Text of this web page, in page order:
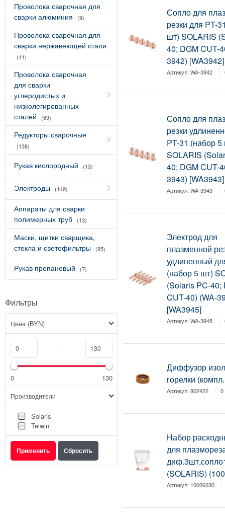
Проволока сварочная для
сварки алюминия
(9)
Проволока сварочная для
сварки нержавеющей стали
(11)
Проволока сварочная
для сварки
углеродистых и
низколегированных
сталей
(69)
Редукторы сварочные
(138)
Рукав кислородный (13)
Электроды (149)
Аппараты для сварки
полимерных труб
(13)
Маски, щитки сварщика,
стекла и светофильтры
(85)
Рукав пропановый (7)
Фильтры
Цена (BYN)
-
0 130
Производители
Solaris
Telwin
Сопло для
резки для PT-
шт) SOLARIS
40; DGM CUT-
3942) [WA3942]
Артикул:WA-3942
Сопло для
резки
PT-31 (набор
SOLARIS
40; DGM CUT-
3943) [WA3943]
Артикул:WA-3943
Электрод для
плазменной
удлиненный
(набор 5 шт)
(Solaris PC-40;
CUT-40) (WA-
[WA3945]
Артикул:WA-3945
Диффузор
горелки
Артикул:802422 0
Набор
для
(SOLARIS)
Артикул: 10006030